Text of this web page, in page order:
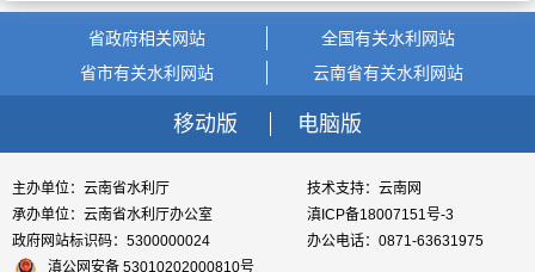
省政府相关网站
全国有关水利网站
省市有关水利网站
云南省有关水利网站
移动版 电脑版
主办单位：云南省水利厅
技术支持：云南网
承办单位：云南省水利厅办公室
滇ICP备18007151号-3
政府网站标识码：5300000024
办公电话：0871-63631975
滇公网安备 53010202000810号